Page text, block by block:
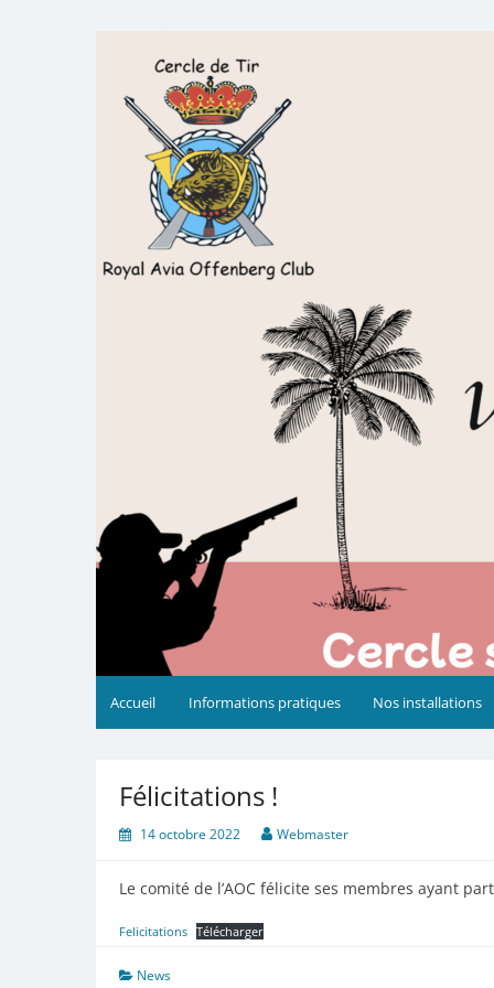
Royal AOC Florennes
Section TIR de l'AVIA
Accueil Informations pratiques Nos installations
Félicitations !
14 octobre 2022 Webmaster
Le comité de l’AOC félicite ses membres ayant
Felicitations Télécharger
News